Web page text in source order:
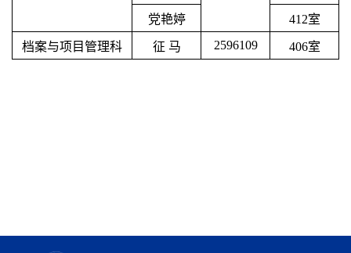
党艳婷 412室
档案与项目管理科 征 马 2596109 406室